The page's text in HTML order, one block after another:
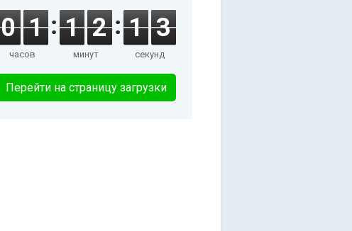
0 1
часов
1 2
минут
1 3
секунд
Перейти на страницу загрузки